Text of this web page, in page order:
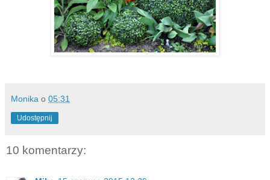
Monika o 05:31
Udostępnij
10 komentarzy: